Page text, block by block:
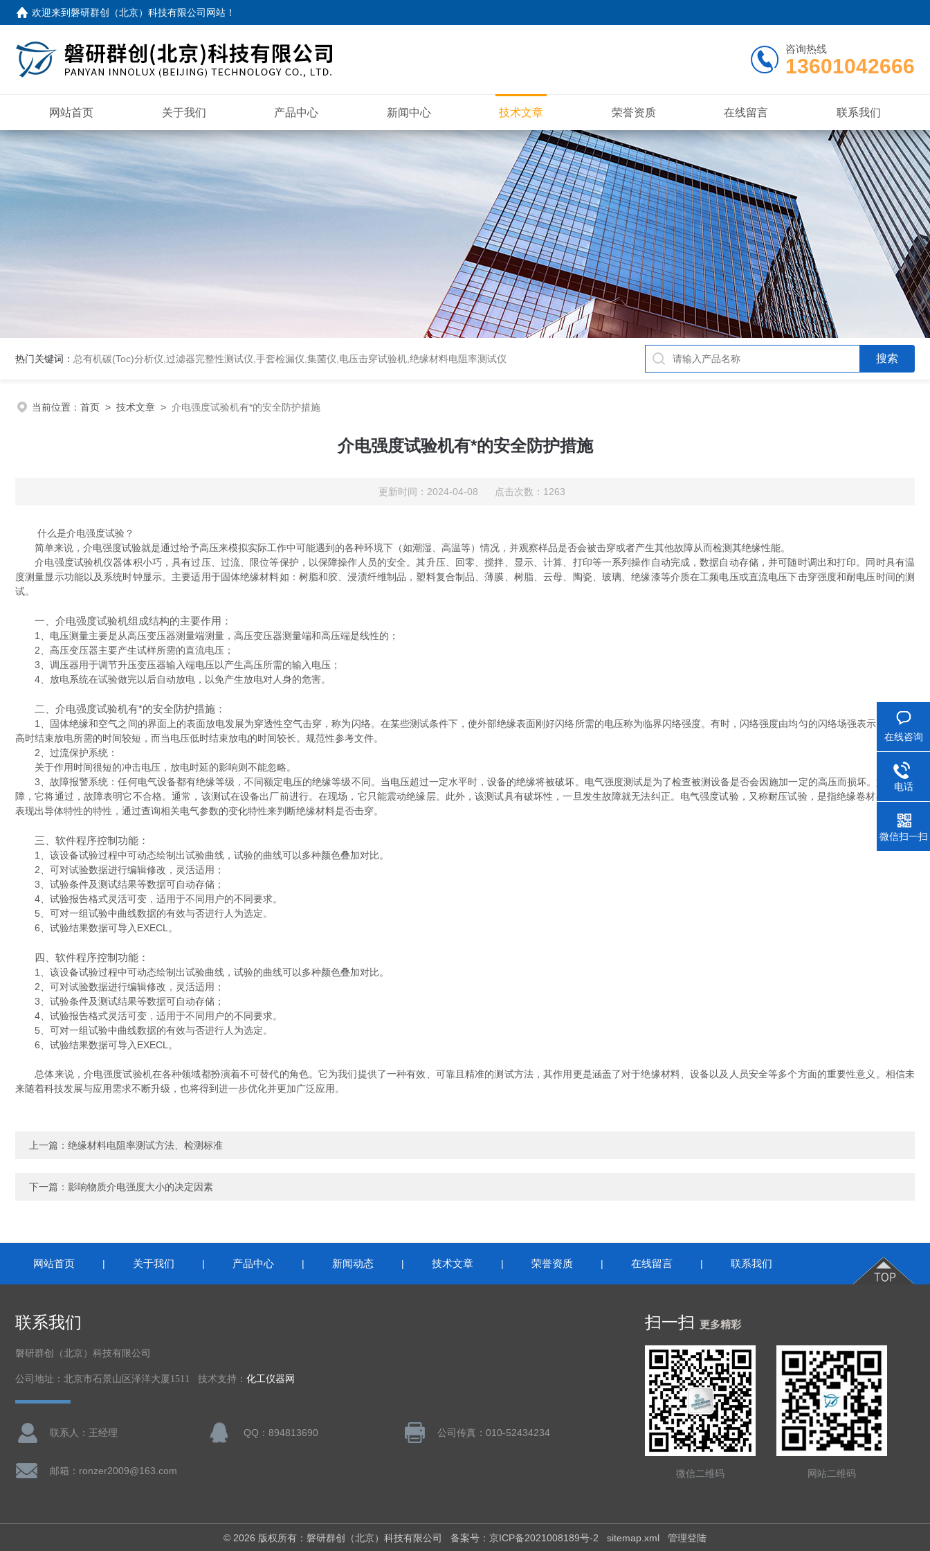
欢迎来到磐研群创（北京）科技有限公司网站 ！
咨询热线
13601042666
网站首页 关于我们 产品中心 新闻中心 技术文章 荣誉资质 在线留言 联系我们
热门关键词： 总有机碳(Toc)分析仪 过滤器完整性测试仪 手套检漏仪 集菌仪 电压击穿试验机 绝缘材料电阻率测试仪
当前位置： 首页 > 技术文章 > 介电强度试验机有*的安全防护措施
介电强度试验机有*的安全防护措施
更新时间：2024-04-08 点击次数：1263
什么是介电强度试验？
简单来说，介电强度试验就是通过给予高压来模拟实际工作中可能遇到的各种环境下（如潮湿、高温等）情况，并观察样品是否会被击穿或者产生其他故障从而检测其绝缘性能。
介电强度试验机仪器体积小巧，具有过压、过流、限位等保护，以保障操作人员的安全。其升压、回零、搅拌、显示、计算、打印等一系列操作自动完成，数据自动存储，并可随时调出和打印。同时具有温
度测量显示功能以及系统时钟显示。主要适用于固体绝缘材料如：树脂和胶、浸渍纤维制品，塑料复合制品、薄膜、树脂、云母、陶瓷、玻璃、绝缘漆等介质在工频电压或直流电压下击穿强度和耐电压时间的测
试。
一、介电强度试验机组成结构的主要作用：
1、电压测量主要是从高压变压器测量端测量，高压变压器测量端和高压端是线性的；
2、高压变压器主要产生试样所需的直流电压；
3、调压器用于调节升压变压器输入端电压以产生高压所需的输入电压；
4、放电系统在试验做完以后自动放电，以免产生放电对人身的危害。
二、介电强度试验机有*的安全防护措施：
1、固体绝缘和空气之间的界面上的表面放电发展为穿透性空气击穿，称为闪络。在某些测试条件下，使外部绝缘表面刚好闪络所需的电压称为临界闪络强度。有时，闪络强度由均匀的闪络场强表示。当电压
高时结束放电所需的时间较短，而当电压低时结束放电的时间较长。规范性参考文件。
2、过流保护系统：
关于作用时间很短的冲击电压，放电时延的影响则不能忽略。
3、故障报警系统：任何电气设备都有绝缘等级，不同额定电压的绝缘等级不同。当电压超过一定水平时，设备的绝缘将被破坏。电气强度测试是为了检查被测设备是否会因施加一定的高压而损坏。如果没故
障，它将通过，故障表明它不合格。通常，该测试在设备出厂前进行。在现场，它只能震动绝缘层。此外，该测试具有破坏性，一旦发生故障就无法纠正。电气强度试验，又称耐压试验，是指绝缘卷材在击穿后
表现出导体特性的特性，通过查询相关电气参数的变化特性来判断绝缘材料是否击穿。
三、软件程序控制功能：
1、该设备试验过程中可动态绘制出试验曲线，试验的曲线可以多种颜色叠加对比。
2、可对试验数据进行编辑修改，灵活适用；
3、试验条件及测试结果等数据可自动存储；
4、试验报告格式灵活可变，适用于不同用户的不同要求。
5、可对一组试验中曲线数据的有效与否进行人为选定。
6、试验结果数据可导入EXECL。
四、软件程序控制功能：
1、该设备试验过程中可动态绘制出试验曲线，试验的曲线可以多种颜色叠加对比。
2、可对试验数据进行编辑修改，灵活适用；
3、试验条件及测试结果等数据可自动存储；
4、试验报告格式灵活可变，适用于不同用户的不同要求。
5、可对一组试验中曲线数据的有效与否进行人为选定。
6、试验结果数据可导入EXECL。
总体来说，介电强度试验机在各种领域都扮演着不可替代的角色。它为我们提供了一种有效、可靠且精准的测试方法，其作用更是涵盖了对于绝缘材料、设备以及人员安全等多个方面的重要性意义。相信未
来随着科技发展与应用需求不断升级，也将得到进一步优化并更加广泛应用。
上一篇： 绝缘材料电阻率测试方法、检测标准
下一篇： 影响物质介电强度大小的决定因素
网站首页 | 关于我们 | 产品中心 | 新闻动态 | 技术文章 | 荣誉资质 | 在线留言 | 联系我们
联系我们
磐研群创（北京）科技有限公司
公司地址：北京市石景山区泽洋大厦1511 技术支持： 化工仪器网
联系人：王经理 QQ：894813690 公司传真：010-52434234
邮箱：ronzer2009@163.com
扫一扫 更多精彩
微信二维码 网站二维码
© 2026 版权所有：磐研群创（北京）科技有限公司 备案号：京ICP备2021008189号-2 sitemap.xml 管理登陆
在线咨询
电话
微信扫一扫